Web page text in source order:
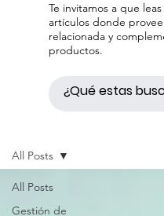
Te invitamos a que
artículos donde
relacionada y
productos.
All Posts
Gestión de
All Posts